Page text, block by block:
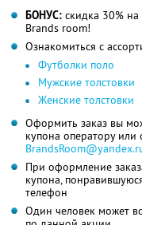
БОНУС: скидка 30%
Brands room!
Ознакомиться с
Футболки поло
Мужские толстовки
Женские толстовки
Оформить заказ вы
купона оператору или
При оформление
купона,
телефон
Один человек может